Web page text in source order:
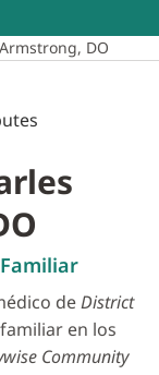
DO
deDistrict
en los
Community